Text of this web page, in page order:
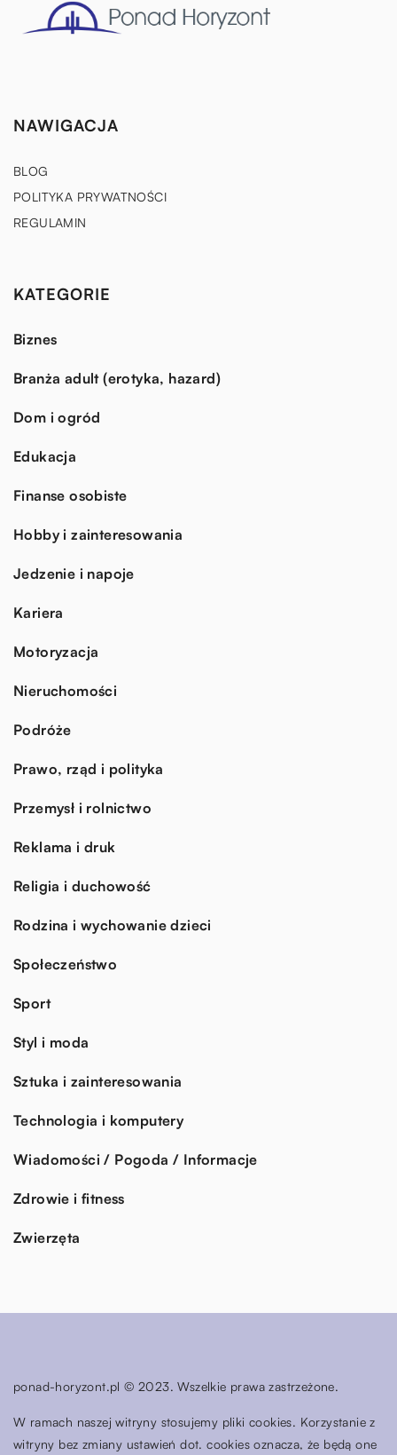
NAWIGACJA
BLOG
POLITYKA PRYWATNOŚCI
REGULAMIN
KATEGORIE
Biznes
Branża adult (erotyka, hazard)
Dom i ogród
Edukacja
Finanse osobiste
Hobby i zainteresowania
Jedzenie i napoje
Kariera
Motoryzacja
Nieruchomości
Podróże
Prawo, rząd i polityka
Przemysł i rolnictwo
Reklama i druk
Religia i duchowość
Rodzina i wychowanie dzieci
Społeczeństwo
Sport
Styl i moda
Sztuka i zainteresowania
Technologia i komputery
Wiadomości / Pogoda / Informacje
Zdrowie i fitness
Zwierzęta
ponad-horyzont.pl © 2023. Wszelkie prawa zastrzeżone.
W ramach naszej witryny stosujemy pliki cookies. Korzystanie z
witryny bez zmiany ustawień dot. cookies oznacza, że będą one